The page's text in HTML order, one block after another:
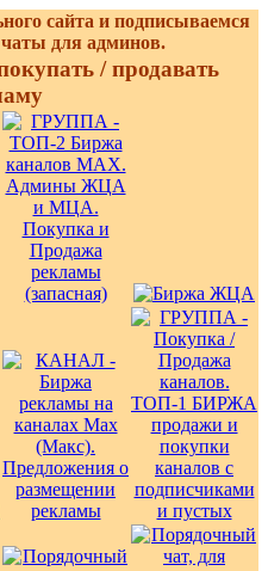
сайта и подписываемся
для админов.
/ продавать